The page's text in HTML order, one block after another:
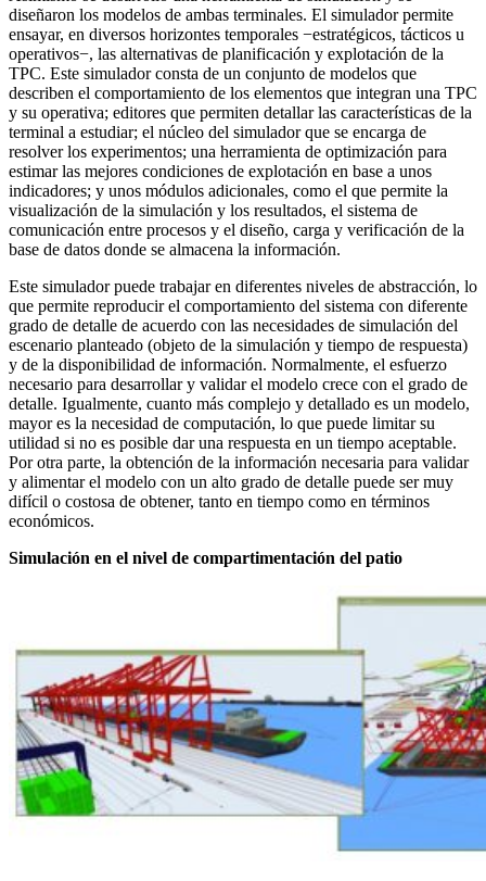
diseñaron los modelos de ambas terminales. El simulador permite
ensayar, en diversos horizontes temporales −estratégicos, tácticos u
operativos−, las alternativas de planificación y explotación de la
TPC. Este simulador consta de un conjunto de modelos que
describen el comportamiento de los elementos que integran una TPC
y su operativa; editores que permiten detallar las características de la
terminal a estudiar; el núcleo del simulador que se encarga de
resolver los experimentos; una herramienta de optimización para
estimar las mejores condiciones de explotación en base a unos
indicadores; y unos módulos adicionales, como el que permite la
visualización de la simulación y los resultados, el sistema de
comunicación entre procesos y el diseño, carga y verificación de la
base de datos donde se almacena la información.
Este simulador puede trabajar en diferentes niveles de abstracción, lo
que permite reproducir el comportamiento del sistema con diferente
grado de detalle de acuerdo con las necesidades de simulación del
escenario planteado (objeto de la simulación y tiempo de respuesta)
y de la disponibilidad de información. Normalmente, el esfuerzo
necesario para desarrollar y validar el modelo crece con el grado de
detalle. Igualmente, cuanto más complejo y detallado es un modelo,
mayor es la necesidad de computación, lo que puede limitar su
utilidad si no es posible dar una respuesta en un tiempo aceptable.
Por otra parte, la obtención de la información necesaria para validar
y alimentar el modelo con un alto grado de detalle puede ser muy
difícil o costosa de obtener, tanto en tiempo como en términos
económicos.
Simulación en el nivel de compartimentación del patio